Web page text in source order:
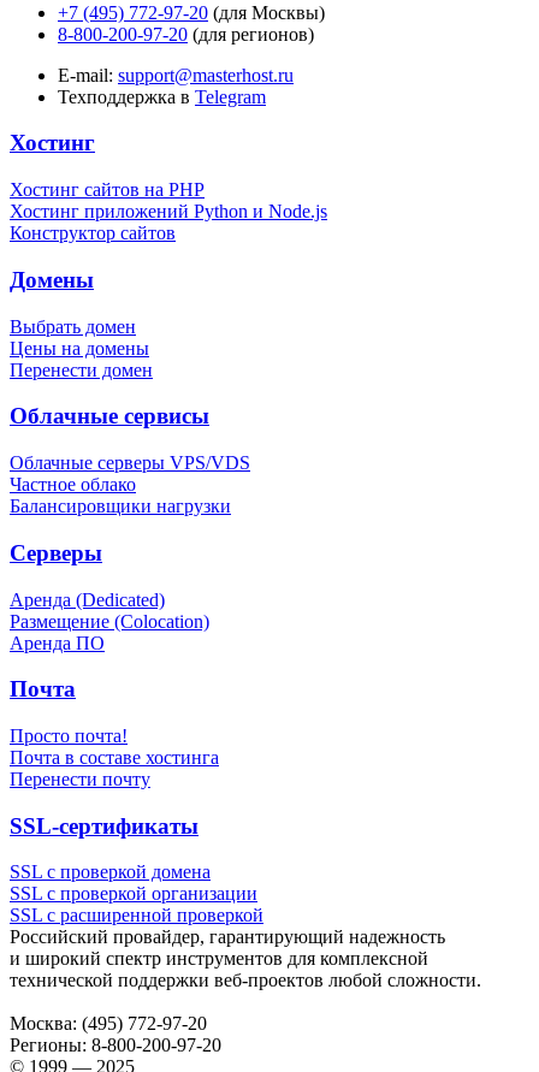
+7 (495) 772-97-20 (для Москвы)
8-800-200-97-20 (для регионов)
E-mail: support@masterhost.ru
Техподдержка в Telegram
Хостинг
Хостинг сайтов на PHP
Хостинг приложений Python и Node.js
Конструктор сайтов
Домены
Выбрать домен
Цены на домены
Перенести домен
Облачные сервисы
Облачные серверы VPS/VDS
Частное облако
Балансировщики нагрузки
Серверы
Аренда (Dedicated)
Размещение (Colocation)
Аренда ПО
Почта
Просто почта!
Почта в составе хостинга
Перенести почту
SSL-сертификаты
SSL с проверкой домена
SSL с проверкой организации
SSL с расширенной проверкой
Российский провайдер, гарантирующий надежность
и широкий спектр инструментов для комплексной
технической поддержки веб-проектов любой сложности.
Москва: (495) 772-97-20
Регионы: 8-800-200-97-20
© 1999 — 2025